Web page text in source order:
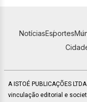
NotíciasEsportes
A ISTOÉ PUBLICAÇÕES
vinculação editorial e